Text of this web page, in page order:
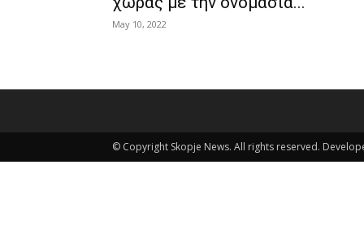
May 10, 2022
© Copyright Skopje News. All rights reserved.